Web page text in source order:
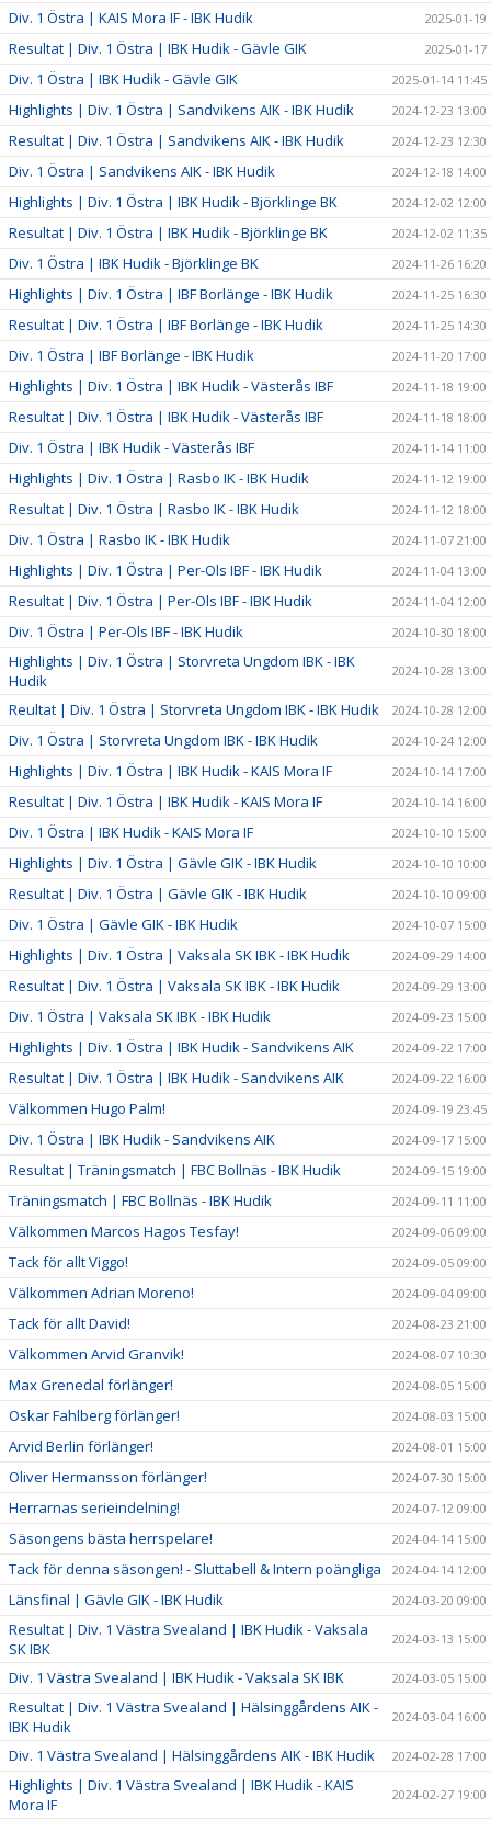
Div. 1 Östra | KAIS Mora IF - IBK Hudik 2025-01-19
Resultat | Div. 1 Östra | IBK Hudik - Gävle GIK 2025-01-17
Div. 1 Östra | IBK Hudik - Gävle GIK 2025-01-14 11:45
Highlights | Div. 1 Östra | Sandvikens AIK - IBK Hudik 2024-12-23 13:00
Resultat | Div. 1 Östra | Sandvikens AIK - IBK Hudik 2024-12-23 12:30
Div. 1 Östra | Sandvikens AIK - IBK Hudik 2024-12-18 14:00
Highlights | Div. 1 Östra | IBK Hudik - Björklinge BK 2024-12-02 12:00
Resultat | Div. 1 Östra | IBK Hudik - Björklinge BK 2024-12-02 11:35
Div. 1 Östra | IBK Hudik - Björklinge BK 2024-11-26 16:20
Highlights | Div. 1 Östra | IBF Borlänge - IBK Hudik 2024-11-25 16:30
Resultat | Div. 1 Östra | IBF Borlänge - IBK Hudik 2024-11-25 14:30
Div. 1 Östra | IBF Borlänge - IBK Hudik 2024-11-20 17:00
Highlights | Div. 1 Östra | IBK Hudik - Västerås IBF 2024-11-18 19:00
Resultat | Div. 1 Östra | IBK Hudik - Västerås IBF 2024-11-18 18:00
Div. 1 Östra | IBK Hudik - Västerås IBF 2024-11-14 11:00
Highlights | Div. 1 Östra | Rasbo IK - IBK Hudik 2024-11-12 19:00
Resultat | Div. 1 Östra | Rasbo IK - IBK Hudik 2024-11-12 18:00
Div. 1 Östra | Rasbo IK - IBK Hudik 2024-11-07 21:00
Highlights | Div. 1 Östra | Per-Ols IBF - IBK Hudik 2024-11-04 13:00
Resultat | Div. 1 Östra | Per-Ols IBF - IBK Hudik 2024-11-04 12:00
Div. 1 Östra | Per-Ols IBF - IBK Hudik 2024-10-30 18:00
Highlights | Div. 1 Östra | Storvreta Ungdom IBK - IBK
Hudik
2024-10-28 13:00
Reultat | Div. 1 Östra | Storvreta Ungdom IBK - IBK Hudik 2024-10-28 12:00
Div. 1 Östra | Storvreta Ungdom IBK - IBK Hudik 2024-10-24 12:00
Highlights | Div. 1 Östra | IBK Hudik - KAIS Mora IF 2024-10-14 17:00
Resultat | Div. 1 Östra | IBK Hudik - KAIS Mora IF 2024-10-14 16:00
Div. 1 Östra | IBK Hudik - KAIS Mora IF 2024-10-10 15:00
Highlights | Div. 1 Östra | Gävle GIK - IBK Hudik 2024-10-10 10:00
Resultat | Div. 1 Östra | Gävle GIK - IBK Hudik 2024-10-10 09:00
Div. 1 Östra | Gävle GIK - IBK Hudik 2024-10-07 15:00
Highlights | Div. 1 Östra | Vaksala SK IBK - IBK Hudik 2024-09-29 14:00
Resultat | Div. 1 Östra | Vaksala SK IBK - IBK Hudik 2024-09-29 13:00
Div. 1 Östra | Vaksala SK IBK - IBK Hudik 2024-09-23 15:00
Highlights | Div. 1 Östra | IBK Hudik - Sandvikens AIK 2024-09-22 17:00
Resultat | Div. 1 Östra | IBK Hudik - Sandvikens AIK 2024-09-22 16:00
Välkommen Hugo Palm! 2024-09-19 23:45
Div. 1 Östra | IBK Hudik - Sandvikens AIK 2024-09-17 15:00
Resultat | Träningsmatch | FBC Bollnäs - IBK Hudik 2024-09-15 19:00
Träningsmatch | FBC Bollnäs - IBK Hudik 2024-09-11 11:00
Välkommen Marcos Hagos Tesfay! 2024-09-06 09:00
Tack för allt Viggo! 2024-09-05 09:00
Välkommen Adrian Moreno! 2024-09-04 09:00
Tack för allt David! 2024-08-23 21:00
Välkommen Arvid Granvik! 2024-08-07 10:30
Max Grenedal förlänger! 2024-08-05 15:00
Oskar Fahlberg förlänger! 2024-08-03 15:00
Arvid Berlin förlänger! 2024-08-01 15:00
Oliver Hermansson förlänger! 2024-07-30 15:00
Herrarnas serieindelning! 2024-07-12 09:00
Säsongens bästa herrspelare! 2024-04-14 15:00
Tack för denna säsongen! - Sluttabell & Intern poängliga 2024-04-14 12:00
Länsfinal | Gävle GIK - IBK Hudik 2024-03-20 09:00
Resultat | Div. 1 Västra Svealand | IBK Hudik - Vaksala
SK IBK
2024-03-13 15:00
Div. 1 Västra Svealand | IBK Hudik - Vaksala SK IBK 2024-03-05 15:00
Resultat | Div. 1 Västra Svealand | Hälsinggårdens AIK -
IBK Hudik
2024-03-04 16:00
Div. 1 Västra Svealand | Hälsinggårdens AIK - IBK Hudik 2024-02-28 17:00
Highlights | Div. 1 Västra Svealand | IBK Hudik - KAIS
Mora IF
2024-02-27 19:00